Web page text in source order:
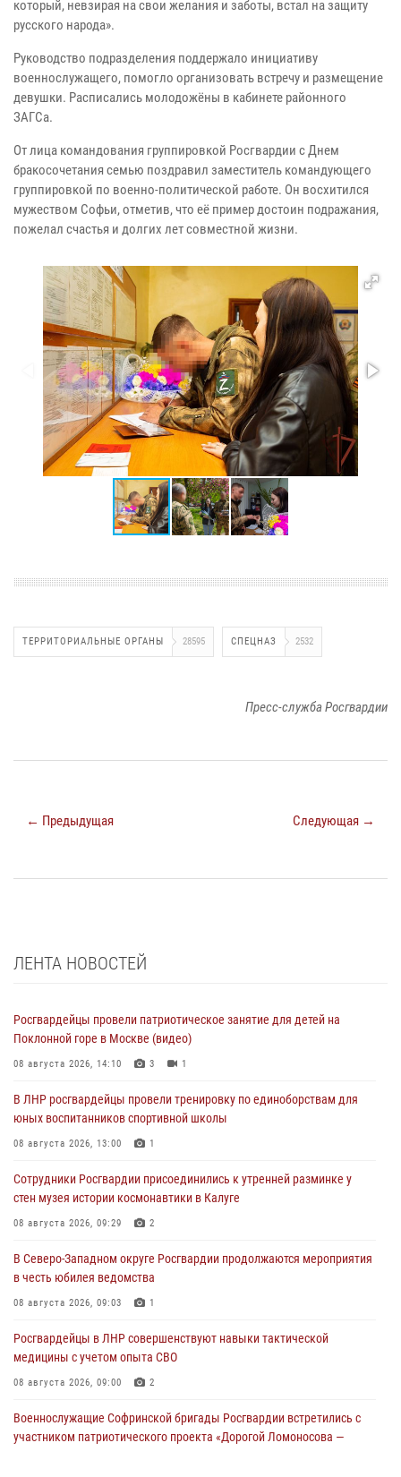
который, невзирая на свои желания и заботы, встал на защиту
русского народа».
Руководство подразделения поддержало инициативу
военнослужащего, помогло организовать встречу и размещение
девушки. Расписались молодожёны в кабинете районного
ЗАГСа.
От лица командования группировкой Росгвардии с Днем
бракосочетания семью поздравил заместитель командующего
группировкой по военно-политической работе. Он восхитился
мужеством Софьи, отметив, что её пример достоин подражания,
пожелал счастья и долгих лет совместной жизни.
ТЕРРИТОРИАЛЬНЫЕ ОРГАНЫ 28595 СПЕЦНАЗ 2532
Пресс-служба Росгвардии
← Предыдущая Следующая →
ЛЕНТА НОВОСТЕЙ
Росгвардейцы провели патриотическое занятие для детей на
Поклонной горе в Москве (видео)
08 августа 2026, 14:10 3 1
В ЛНР росгвардейцы провели тренировку по единоборствам для
юных воспитанников спортивной школы
08 августа 2026, 13:00 1
Сотрудники Росгвардии присоединились к утренней разминке у
стен музея истории космонавтики в Калуге
08 августа 2026, 09:29 2
В Северо-Западном округе Росгвардии продолжаются мероприятия
в честь юбилея ведомства
08 августа 2026, 09:03 1
Росгвардейцы в ЛНР совершенствуют навыки тактической
медицины с учетом опыта СВО
08 августа 2026, 09:00 2
Военнослужащие Софринской бригады Росгвардии встретились с
участником патриотического проекта «Дорогой Ломоносова —